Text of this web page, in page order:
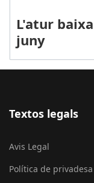
L'atur
juny
Textos legals
Avis Legal
Política de